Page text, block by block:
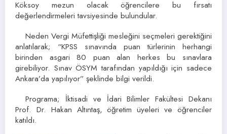
Köksoy mezun olacak öğrencilere bu fırsatı
değerlendirmeleri tavsiyesinde bulundular.
Neden Vergi Müfettişliği mesleğini seçmeleri gerektiğini
anlatılarak; “KPSS sınavında puan türlerinin herhangi
birinden asgari 80 puan alan herkes bu sınavlara
girebiliyor. Sınav ÖSYM tarafından yapıldığı için sadece
Ankara’da yapılıyor” şeklinde bilgi verildi.
Programa; İktisadi ve İdari Bilimler Fakültesi Dekanı
Prof. Dr. Hakan Altıntaş, öğretim üyeleri ve öğrenciler
katıldı.